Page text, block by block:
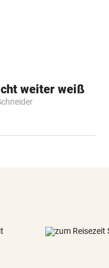
weiter weiß